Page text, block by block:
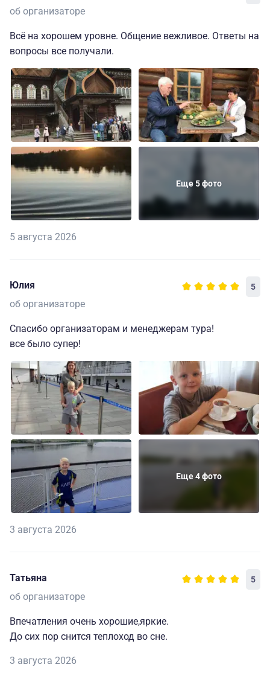
об организаторе
Всё на хорошем уровне. Общение вежливое. Ответы на
вопросы все получали.
Еще 5 фото
5 августа 2026
Юлия 5
об организаторе
Спасибо организаторам и менеджерам тура!
все было супер!
Еще 4 фото
3 августа 2026
Татьяна 5
об организаторе
Впечатления очень хорошие,яркие.
До сих пор снится теплоход во сне.
3 августа 2026